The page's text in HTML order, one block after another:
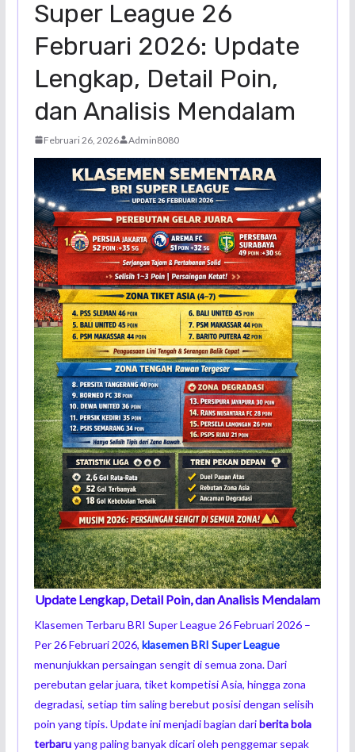
Super League 26
Februari 2026: Update
Lengkap, Detail Poin,
dan Analisis Mendalam
Februari 26, 2026 Admin8080
Update Lengkap, Detail Poin, dan Analisis Mendalam
Klasemen Terbaru BRI Super League 26 Februari 2026 –
Per 26 Februari 2026, klasemen BRI Super League
menunjukkan persaingan sengit di semua zona. Dari
perebutan gelar juara, tiket kompetisi Asia, hingga zona
degradasi, setiap tim saling berebut posisi dengan selisih
poin yang tipis. Update ini menjadi bagian dariberita bola
terbaruyang paling banyak dicari oleh penggemar sepak